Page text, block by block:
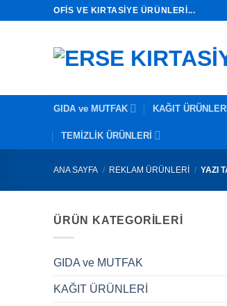
OFIS VE KIRTASIYE ÜRÜNLERI...
GIDA ve MUTFAK KAĞIT
TEMİZLİK ÜRÜNLERİ
ANA SAYFA / REKLAM ÜRÜNLERİ / YAZI
ÜRÜN KATEGORILERI
GIDA ve MUTFAK
KAĞIT ÜRÜNLERİ